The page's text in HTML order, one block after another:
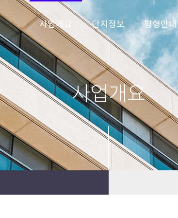
사업개요 단지정보 평형안내
사업개요